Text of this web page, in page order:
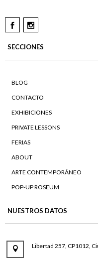
SECCIONES
BLOG
CONTACTO
EXHIBICIONES
PRIVATE LESSONS
FERIAS
ABOUT
ARTE CONTEMPORÁNEO
POP-UP ROSEUM
NUESTROS DATOS
Libertad 257, CP1012,